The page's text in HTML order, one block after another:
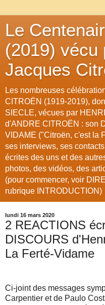
Le
(2019) vécu
Jacques
Les nombreuses
CITROËN (1919-2019),
SIECLE, vécues par
d'ANDRE CITROËN : son
VIDAME ("Citroën, c'est la
ses interviews, ses
écrites des uns et des
photos, des vidéos, des
(pour commencer, voir
rubrique INTRODUCTION)
lundi 16 mars 2020
2 REACTIONS
DISCOURS
La Ferté-Vidame
Ci-joint des messages
Carpentier et de Paulo